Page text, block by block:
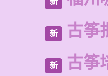
新
新 古筝
新 古筝